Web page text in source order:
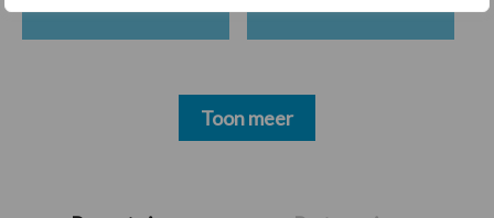
Primaire
Toon meer